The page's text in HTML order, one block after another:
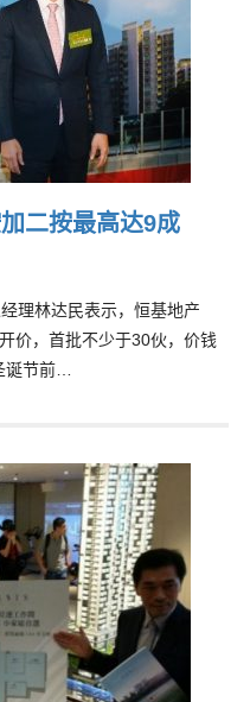
二按最高达9成
理林达民表示，恒基地产
价，首批不少于30伙，价钱
诞节前…